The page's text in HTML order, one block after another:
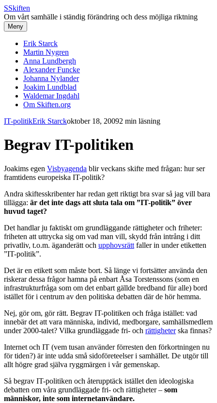
SSkiften
Om vårt samhälle i ständig förändring och dess möjliga riktning
Meny
Erik Starck
Martin Nygren
Anna Lundbergh
Alexander Funcke
Johanna Nylander
Joakim Lundblad
Waldemar Ingdahl
Om Skiften.org
IT-politikErik Starckoktober 18, 20092 min läsning
Begrav IT-politiken
Joakims egen Visbyagenda blir veckans skifte med frågan: hur ser
framtidens europeiska IT-politik?
Andra skiftesskribenter har redan gett riktigt bra svar så jag vill bara
tillägga: är det inte dags att sluta tala om ”IT-politik” över
huvud taget?
Det handlar ju faktiskt om grundläggande rättigheter och friheter:
friheten att uttrycka sig om vad man vill, skydd från intrång i ditt
privatliv, t.o.m. äganderätt och upphovsrätt faller in under etiketten
”IT-politik”.
Det är en etikett som måste bort. Så länge vi fortsätter använda den
riskerar dessa frågor hamna på enbart Åsa Torstenssons (som en
infrastrukturfråga som om det enbart gällde bredband für alle) bord
istället för i centrum av den politiska debatten där de hör hemma.
Nej, gör om, gör rätt. Begrav IT-politiken och fråga istället: vad
innebär det att vara människa, individ, medborgare, samhällsmedlem
under 2000-talet? Vilka grundläggade fri- och rättigheterska finnas?
Internet och IT (vem tusan använder förresten den förkortningen nu
för tiden?) är inte udda små sidoföreteelser i samhället. De utgör till
allt högre grad själva ryggmärgen i vår gemenskap.
Så begrav IT-politiken och återupptäck istället den ideologiska
debatten om våra grundläggade fri- och rättigheter – som
människor, inte som internetanvändare.